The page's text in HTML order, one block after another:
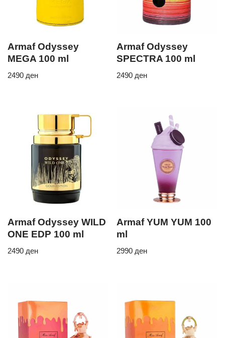
Armaf Odyssey
MEGA 100 ml
2490 ден
Armaf Odyssey
SPECTRA 100 ml
2490 ден
Armaf Odyssey WILD
ONE EDP 100 ml
2490 ден
Armaf YUM YUM 100
ml
2990ден